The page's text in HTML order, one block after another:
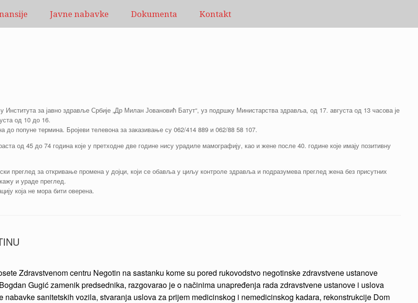
Javne nabavke Dokumenta Kontakt
за јавно здравље Србије „Др Милан Јовановић Батут“, уз подршку Министарства здравља, од 17. августа од 13 часова је
од 10 до 16.
до попуне термина. Бројеви телевона за заказивање су 062/414 889 и 062/88 58 107.
од 45 до 74 година које у претходне две године нису урадиле мамографију, као и жене после 40. године које имају позитивну
преглед за откривање промена у дојци, који се обавља у циљу контроле здравља и подразумева преглед жена без присутних
и ураде преглед.
која не мора бити оверена.
Zdravstvenom centru Negotin na sastanku kome su pored rukovodstvo negotinske zdravstvene ustanove
Gugić zamenik predsednika, razgovarao je o načinima unapređenja rada zdravstvene ustanove i uslova
sanitetskih vozila, stvaranja uslova za prijem medicinskog i nemedicinskog kadara, rekonstrukcije Dom